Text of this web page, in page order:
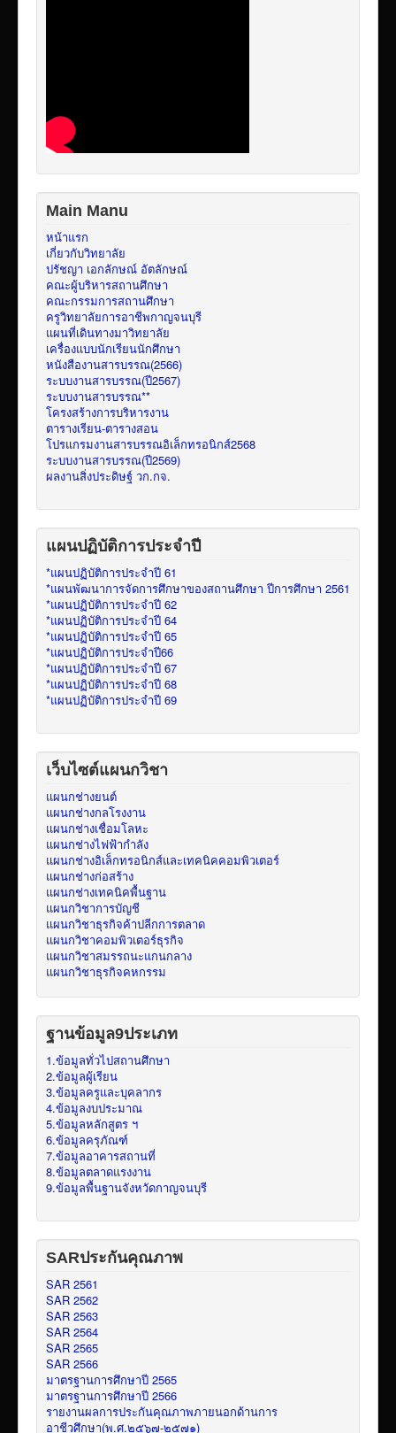
Main Manu
หน้าแรก
เกี่ยวกับวิทยาลัย
ปรัชญา เอกลักษณ์ อัตลักษณ์
คณะผู้บริหารสถานศึกษา
คณะกรรมการสถานศึกษา
ครูวิทยาลัยการอาชีพกาญจนบุรี
แผนที่เดินทางมาวิทยาลัย
เครื่องแบบนักเรียนนักศึกษา
หนังสืองานสารบรรณ(2566)
ระบบงานสารบรรณ(ปี2567)
ระบบงานสารบรรณ**
โครงสร้างการบริหารงาน
ตารางเรียน-ตารางสอน
โปรแกรมงานสารบรรณอิเล็กทรอนิกส์2568
ระบบงานสารบรรณ(ปี2569)
ผลงานสิ่งประดิษฐ์ วก.กจ.
แผนปฏิบัติการประจำปี
*แผนปฏิบัติการประจำปี 61
*แผนพัฒนาการจัดการศึกษาของสถานศึกษา ปีการศึกษา 2561
*แผนปฏิบัติการประจำปี 62
*แผนปฏิบัติการประจำปี 64
*แผนปฏิบัติการประจำปี 65
*แผนปฏิบัติการประจำปี66
*แผนปฏิบัติการประจำปี 67
*แผนปฏิบัติการประจำปี 68
*แผนปฏิบัติการประจำปี 69
เว็บไซต์แผนกวิชา
แผนกช่างยนต์
แผนกช่างกลโรงงาน
แผนกช่างเชื่อมโลหะ
แผนกช่างไฟฟ้ากำลัง
แผนกช่างอิเล็กทรอนิกส์และเทคนิคคอมพิวเตอร์
แผนกช่างก่อสร้าง
แผนกช่างเทคนิคพื้นฐาน
แผนกวิชาการบัญชี
แผนกวิชาธุรกิจค้าปลีกการตลาด
แผนกวิชาคอมพิวเตอร์ธุรกิจ
แผนกวิชาสมรรถนะแกนกลาง
แผนกวิชาธุรกิจคหกรรม
ฐานข้อมูล9ประเภท
1.ข้อมูลทั่วไปสถานศึกษา
2.ข้อมูลผู้เรียน
3.ข้อมูลครูและบุคลากร
4.ข้อมูลงบประมาณ
5.ข้อมูลหลักสูตร ฯ
6.ข้อมูลครุภัณฑ์
7.ข้อมูลอาคารสถานที่
8.ข้อมูลตลาดแรงงาน
9.ข้อมูลพื้นฐานจังหวัดกาญจนบุรี
SARประกันคุณภาพ
SAR 2561
SAR 2562
SAR 2563
SAR 2564
SAR 2565
SAR 2566
มาตรฐานการศึกษาปี 2565
มาตรฐานการศึกษาปี 2566
รายงานผลการประกันคุณภาพภายนอกด้านการ
อาชีวศึกษา(พ.ศ.๒๕๖๗-๒๕๗๑)